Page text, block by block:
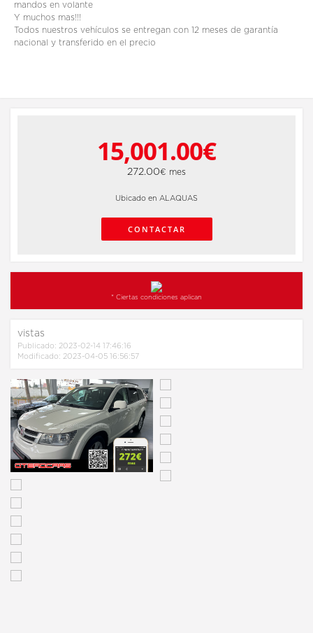
mandos en volante
Y muchos mas!!!
Todos nuestros vehículos se entregan con 12 meses de garantía
nacional y transferido en el precio
15,001.00€
272.00€ mes
Ubicado en ALAQUAS
CONTACTAR
* Ciertas condiciones aplican
vistas
Publicado: 2023-02-14 17:46:16
Modificado: 2023-04-05 16:56:57